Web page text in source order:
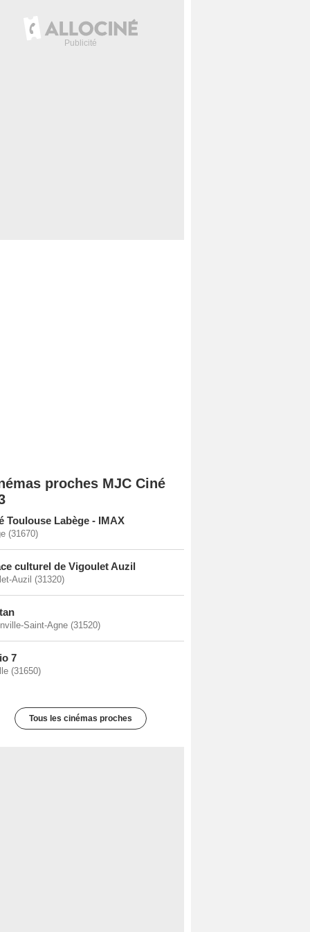
proches MJC Ciné
Toulouse Labège - IMAX
(31670)
culturel de Vigoulet Auzil
Auzil (31320)
Saint-Agne (31520)
7
(31650)
Tous les cinémas proches